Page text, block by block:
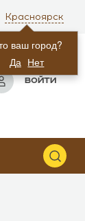
ваш город?
Да Нет
Красноярск
ВОЙТИ